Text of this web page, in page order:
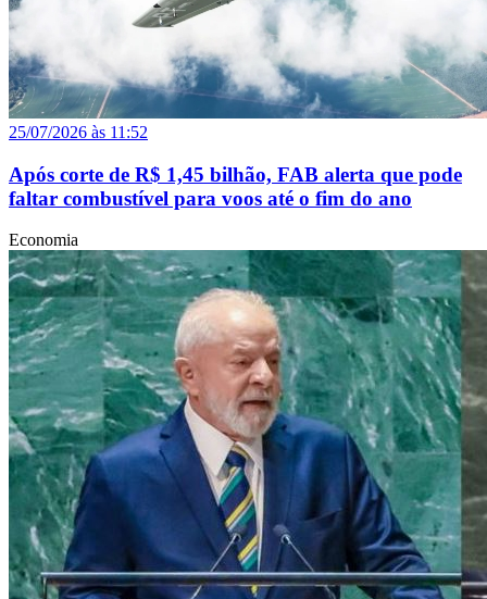
25/07/2026 às 11:52
Após corte de R$ 1,45 bilhão, FAB alerta que pode
faltar combustível para voos até o fim do ano
Economia